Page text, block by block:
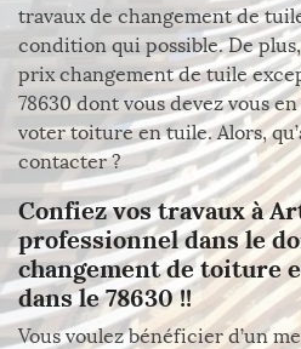
travaux de changement de
condition qui possible. De
prix changement de tuile
78630 dont vous devez vous
voter toiture en tuile. Alors,
contacter ?
Confiez vos travaux à
professionnel dans le
changement de toiture
dans le 78630 !!
Vous voulez bénéficier d’un